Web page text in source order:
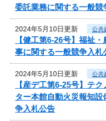
委託業務に関する一般競
2024年5月10日更新 公共
【健工第6-26号】福祉
事に関する一般競争入札
2024年5月10日更新 公共
【産デ工第6-25号】テ
ター本館自動火災報知
争入札公告